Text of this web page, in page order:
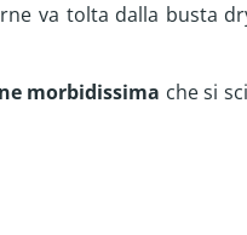
va tolta dalla busta
morbidissima che si